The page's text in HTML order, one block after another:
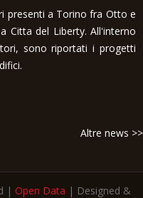
presenti a Torino fra Otto e
Citta del Liberty. All'interno
sono riportati i progetti
Altre news >>
| Open Data | Designed &